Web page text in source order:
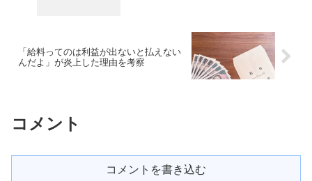
「給料ってのは利益が出ないと払えない
んだよ」が炎上した理由を考察
コメント
コメントを書き込む